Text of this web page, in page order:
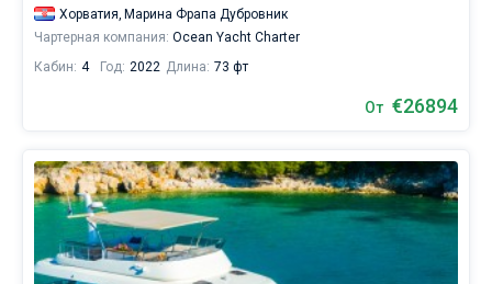
Дубровнике
как
так
для
яхтсменов,
которые
не
Хорватия, Марина Фрапа Дубровник
Чартерная компания: Ocean Yacht Charter
Кабин: 4 Год: 2022 Длина: 73 фт
От €26894